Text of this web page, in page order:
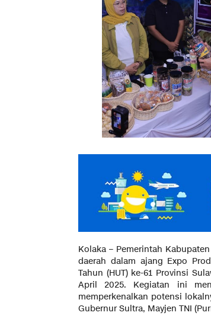
Kolaka – Pemerintah
daerah dalam ajang Expo
Tahun (HUT) ke-61 Provinsi
April 2025. Kegiatan ini
memperkenalkan potensi
Gubernur Sultra, Mayjen TNI